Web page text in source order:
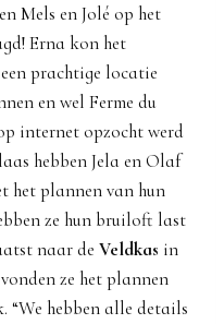
Mels en Jolé op het
Erna kon het
prachtige locatie
en wel Ferme du
internet opzocht werd
hebben Jela en Olaf
het plannen van hun
ze hun bruiloft last
naar de Veldkas in
ze het plannen
hebben alle details